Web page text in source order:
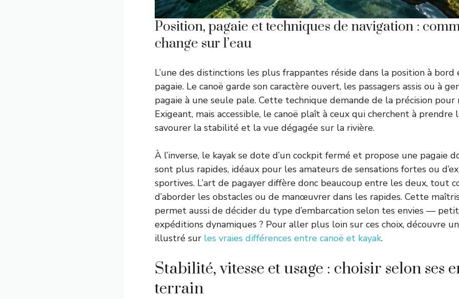
Position, pagaie et techniques de navigation :
change sur l’eau
L’une des distinctions les plus frappantes réside dans la position à bord
pagaie. Le canoë garde son caractère ouvert, les passagers assis ou à
pagaie à une seule pale. Cette technique demande de la précision pour
Exigeant, mais accessible, le canoë plaît à ceux qui cherchent à prendre
savourer la stabilité et la vue dégagée sur la rivière.
À l’inverse, le kayak se dote d’un cockpit fermé et propose une pagaie
sont plus rapides, idéaux pour les amateurs de sensations fortes ou
sportives. L’art de pagayer diffère donc beaucoup entre les deux, tout
d’aborder les obstacles ou de manœuvrer dans les rapides. Cette
permet aussi de décider du type d’embarcation selon tes envies —
expéditions dynamiques ? Pour aller plus loin sur ces choix, découvre
illustré sur les vraies différences entre canoë et kayak.
Stabilité, vitesse et usage : choisir selon ses
terrain